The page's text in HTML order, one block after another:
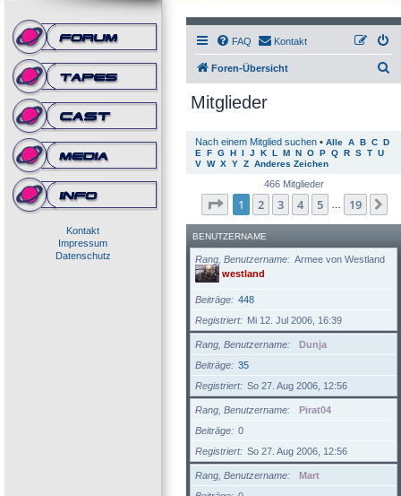
Kontakt
Impressum
Datenschutz
FAQ Kontakt
Foren-Übersicht
Mitglieder
Nach einem Mitglied suchen • Alle A B C D
E
F G H I J K L M N O P Q R S T U
V W X Y Z Anderes Zeichen
466 Mitglieder
Seite 1von 19
1 2 3 4 5 19
BENUTZERNAME
Rang, Benutzername
Armee von Westland
westland
Beiträge
448
Registriert
Mi 12. Jul 2006, 16:39
Rang, Benutzername
Dunja
Beiträge
35
Registriert
So 27. Aug 2006, 12:56
Rang, Benutzername
Pirat04
Beiträge
0
Registriert
So 27. Aug 2006, 12:56
Rang, Benutzername
Mart